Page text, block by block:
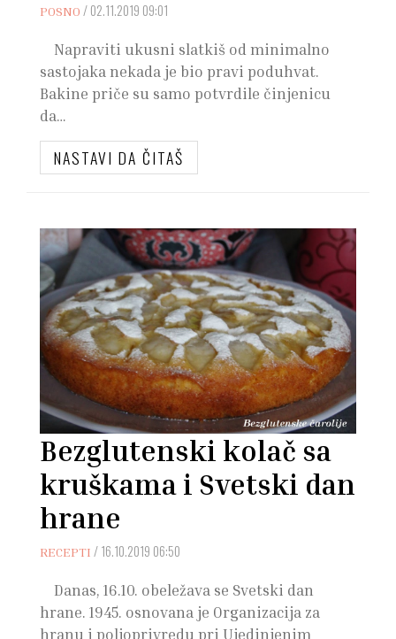
POSNO /02.11.2019 09:01
Napraviti ukusni slatkiš od minimalno
sastojaka nekada je bio pravi poduhvat.
Bakine priče su samo potvrdile činjenicu
da…
NASTAVI DA ČITAŠ
Bezglutenski kolač sa
kruškama i Svetski dan
hrane
RECEPTI /16.10.2019 06:50
Danas, 16.10. obeležava se Svetski dan
hrane. 1945. osnovana je Organizacija za
hranu i poljoprivredu pri Ujedinjenim